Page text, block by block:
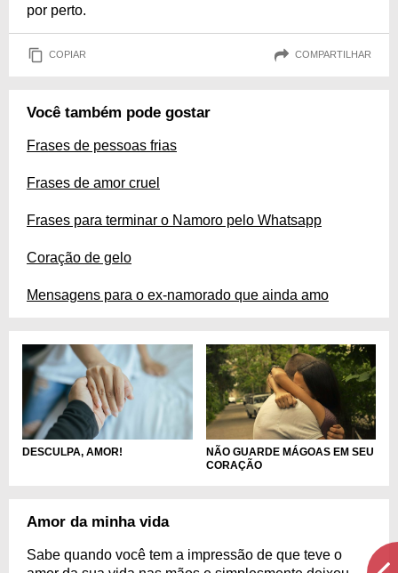
por perto.
COPIAR COMPARTILHAR
Você também pode gostar
Frases de pessoas frias
Frases de amor cruel
Frases para terminar o Namoro pelo Whatsapp
Coração de gelo
Mensagens para o ex-namorado que ainda amo
DESCULPA, AMOR!
NÃO GUARDE MÁGOAS EM SEU
CORAÇÃO
Amor da minha vida
Sabe quando você tem a impressão de que teve o